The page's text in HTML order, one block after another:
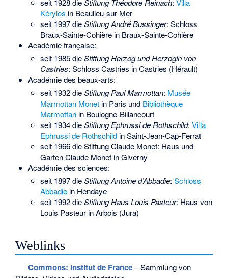
seit 1928 dieStiftung Théodore Reinach:Villa
Kérylos in Beaulieu-sur-Mer
seit 1997 dieStiftung André Bussinger:Schloss
Braux-Sainte-Cohière in Braux-Sainte-Cohière
Académie française:
seit 1985 dieStiftung Herzog und Herzogin von
Castries:Schloss Castries in Castries (Hérault)
Académie des beaux-arts:
seit 1932 dieStiftung Paul Marmottan: Musée
Marmottan Monet in Paris und Bibliothèque
Marmottan in Boulogne-Billancourt
seit 1934 dieStiftung Ephrussi de Rothschild:Villa
Ephrussi de Rothschild in Saint-Jean-Cap-Ferrat
seit 1966 die Stiftung Claude Monet: Haus und
Garten Claude Monet in Giverny
Académie des sciences:
seit 1897 dieStiftung Antoine d’Abbadie:Schloss
Abbadie in Hendaye
seit 1992 dieStiftung Haus Louis Pasteur: Haus von
Louis Pasteur in Arbois (Jura)
Weblinks
Commons: Institut de France– Sammlung von